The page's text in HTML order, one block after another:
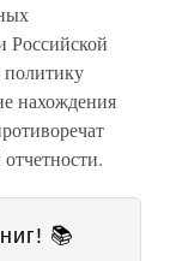
Российской
нахождения
📚